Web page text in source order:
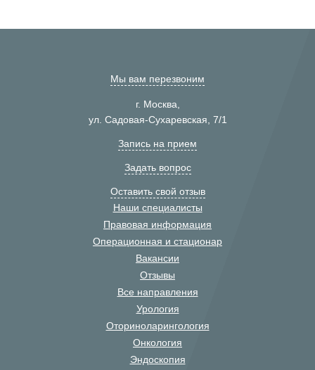
Мы вам перезвоним
г. Москва,
ул. Садовая-Сухаревская, 7/1
Запись на прием
Задать вопрос
Оставить свой отзыв
Наши специалисты
Правовая информация
Операционная и стационар
Вакансии
Отзывы
Все направления
Урология
Оториноларингология
Онкология
Эндоскопия